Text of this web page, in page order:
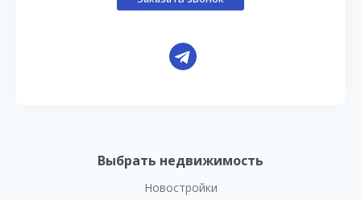
Выбрать недвижимость
Новостройки